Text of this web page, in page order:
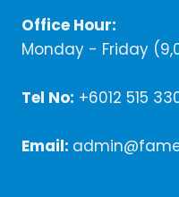
Office Hour:
Monday - Friday
Tel No: +6012 515
Email: